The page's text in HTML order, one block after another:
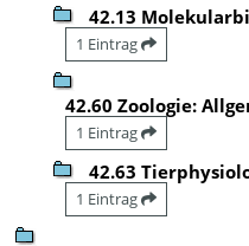
42.13
1 Eintrag
42.60 Zoologie:
1 Eintrag
42.63
1 Eintrag